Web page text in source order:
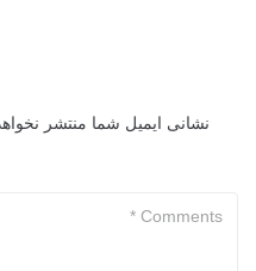
نشانی ایمیل شما منتشر